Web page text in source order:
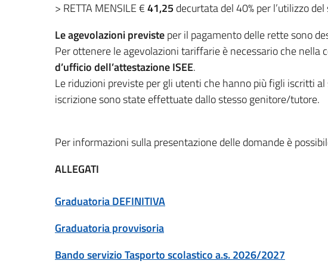
> RETTA MENSILE €41,25 decurtata del 40% per l’utilizzo
Le agevolazioni previsteper il pagamento delle rette sono
Per ottenere le agevolazioni tariffarie è necessario che nella
d’ufficio dell’attestazione ISEE.
Le riduzioni previste per gli utenti che hanno più figli iscritti
iscrizione sono state effettuate dallo stesso genitore/tutore.
Per informazioni sulla presentazione delle domande è
ALLEGATI
Graduatoria DEFINITIVA
Graduatoria provvisoria
Bando servizio Tasporto scolastico a.s. 2026/2027